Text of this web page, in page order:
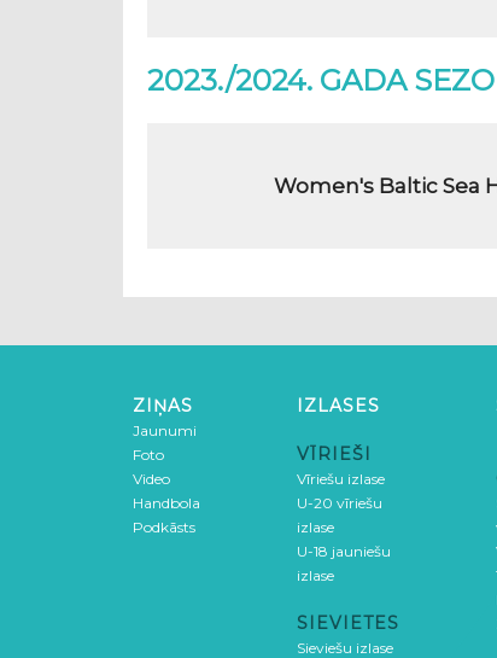
2023./2024. GADA
Women's Baltic Sea
ZIŅAS
Jaunumi
Foto
Video
Handbola
Podkāsts
IZLASES
VĪRIEŠI
Vīriešu izlase
U-20 vīriešu
izlase
U-18 jauniešu
izlase
SIEVIETES
Sieviešu izlase